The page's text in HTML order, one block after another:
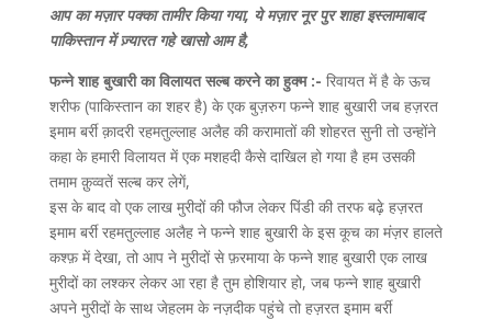
आप का मज़ार पक्का तामीर किया गया, ये मज़ार नूर पुर शाहा इस्लामाबाद
पाकिस्तान में ज़्यारत गहे खासो आम है,
फन्ने शाह बुखारी का विलायत सल्ब करने का हुक्म :- रिवायत में है के ऊच
शरीफ (पाकिस्तान का शहर है) के एक बुज़रुग फन्ने शाह बुखारी जब हज़रत
इमाम बर्री क़ादरी रहमतुल्लाह अलैह की करामातों की शोहरत सुनी तो उन्होंने
कहा के हमारी विलायत में एक मशहदी कैसे दाखिल हो गया है हम उसकी
तमाम क़ुव्वतें सल्ब कर लेगें,
इस के बाद वो एक लाख मुरीदों की फौज लेकर पिंडी की तरफ बढ़े हज़रत
इमाम बर्री रहमतुल्लाह अलैह ने फन्ने शाह बुखारी के इस कूच का मंज़र हालते
कश्फ़ में देखा, तो आप ने मुरीदों से फ़रमाया के फन्ने शाह बुखारी एक लाख
मुरीदों का लश्कर लेकर आ रहा है तुम होशियार हो, जब फन्ने शाह बुखारी
अपने मुरीदों के साथ जेहलम के नज़दीक पहुंचे तो हज़रत इमाम बर्री